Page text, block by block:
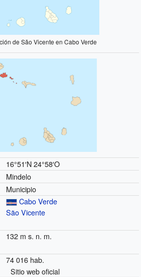
de São Vicente en Cabo Verde
16°51′N 24°58′O
Mindelo
Municipio
Cabo Verde
São Vicente
132 m s. n. m.
74 016 hab.
Sitio web oficial